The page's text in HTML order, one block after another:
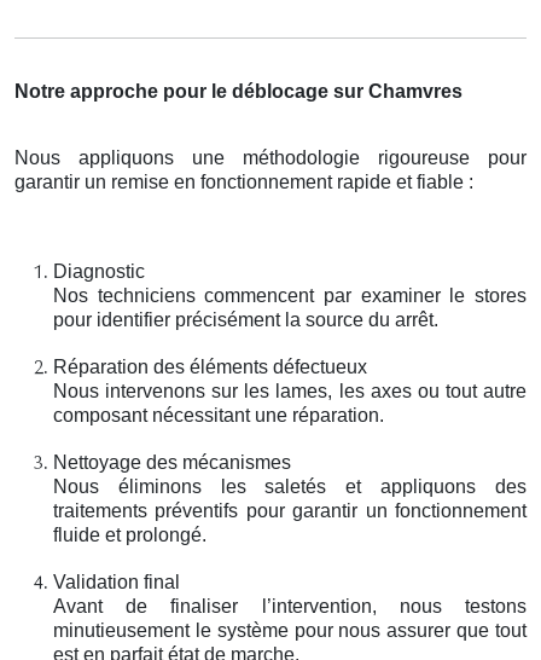
Notre approche pour le déblocage sur Chamvres
Nous appliquons une méthodologie rigoureuse pour
garantir un remise en fonctionnement rapide et fiable :
Diagnostic
Nos techniciens commencent par examiner le stores
pour identifier précisément la source du arrêt.
Réparation des éléments défectueux
Nous intervenons sur les lames, les axes ou tout autre
composant nécessitant une réparation.
Nettoyage des mécanismes
Nous éliminons les saletés et appliquons des
traitements préventifs pour garantir un fonctionnement
fluide et prolongé.
Validation final
Avant de finaliser l’intervention, nous testons
minutieusement le système pour nous assurer que tout
est en parfait état de marche.